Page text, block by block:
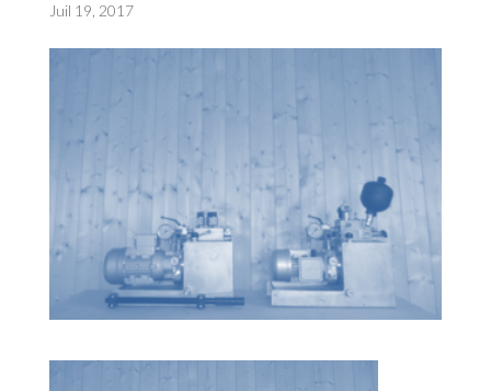
Juil 19, 2017